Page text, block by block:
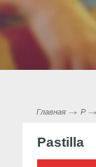
Главная P
Pastilla